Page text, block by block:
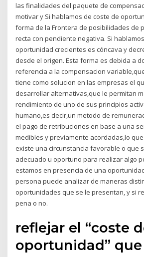
las finalidades del paquete de
motivar y Si hablamos de coste de
forma de la Frontera de posibilidades de
recta con pendiente negativa. Si
oportunidad crecientes es cóncava y
desde el origen. Esta forma es debida a
referencia a la compensacion
tiene como solucion en las empresas el
desarrollar alternativas,que le permitan
rendimiento de uno de sus principios
humano,es decir,un metodo de
el pago de retribuciones en base a una
medibles y previamente acordadas,lo
existe una circunstancia favorable o que
adecuado u oportuno para realizar algo
estamos en presencia de una
persona puede analizar de maneras
oportunidades que se le presentan, y si
pena o no.
reflejar el “coste
oportunidad” que